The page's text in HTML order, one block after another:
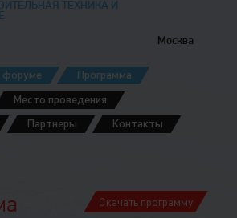
ТЕХНИКА И
Москва
форуме
Программа
Место проведения
Партнеры
Контакты
Скачать программу